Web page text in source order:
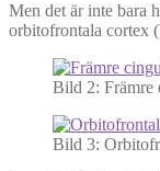
Men det är inte bara
orbitofrontala cortex
Bild 2: Främre
Bild 3: